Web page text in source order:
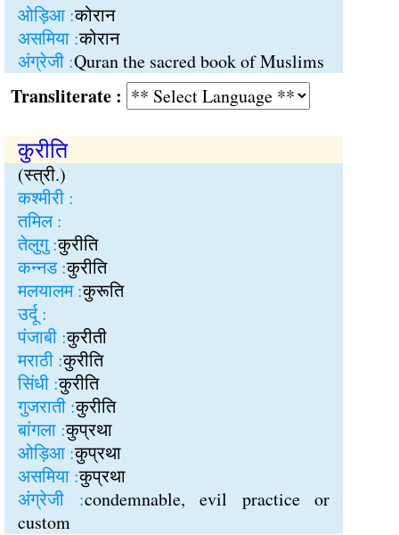
ओड़िआ :कोरान
असमिया :कोरान
अंग्रेजी :Quran the sacred book of Muslims
:
कुरीति
(स्त्री.)
कश्मीरी :
तमिल :
तेलुगु :कुरीति
कन्नड :कुरीति
मलयालम :कुरूति
उर्दू :
पंजाबी :कुरीती
मराठी :कुरीति
सिंधी :कुरीति
गुजराती :कुरीति
बांगला :कुप्रथा
ओड़िआ :कुप्रथा
असमिया :कुप्रथा
अंग्रेजी :condemnable, evil practice or
custom